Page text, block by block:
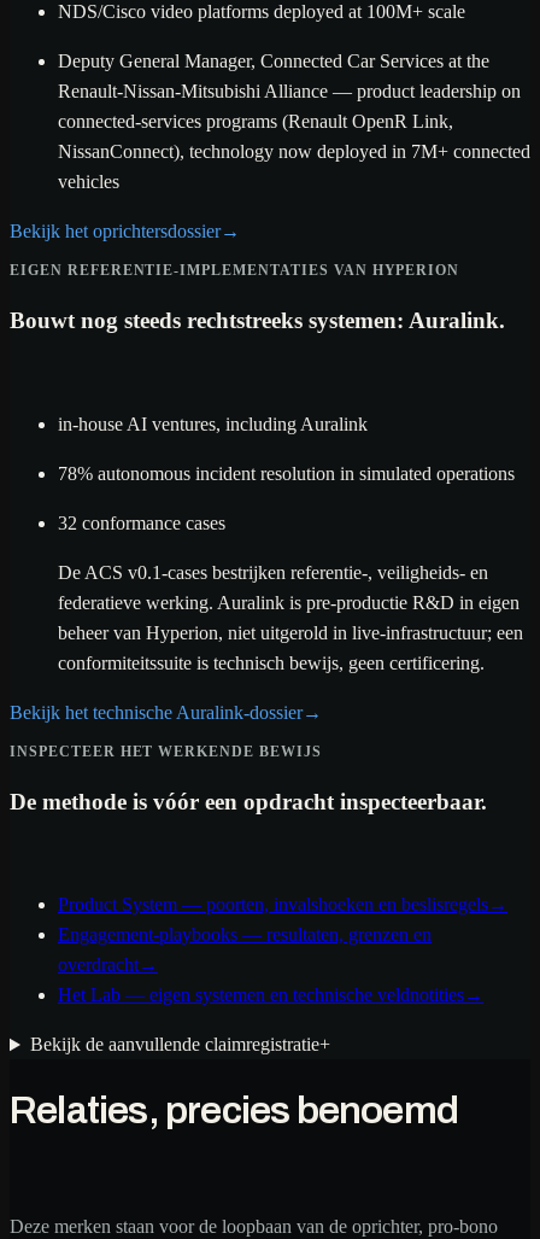
NDS/Cisco video platforms deployed at 100M+ scale
Deputy General Manager, Connected Car Services at the
Renault-Nissan-Mitsubishi Alliance — product leadership on
connected-services programs (Renault OpenR Link,
NissanConnect), technology now deployed in 7M+ connected
vehicles
Bekijk het oprichtersdossier→
EIGEN REFERENTIE-IMPLEMENTATIES VAN HYPERION
Bouwt nog steeds rechtstreeks systemen: Auralink.
in-house AI ventures, including Auralink
78% autonomous incident resolution in simulated operations
32 conformance cases
De ACS v0.1-cases bestrijken referentie-, veiligheids- en
federatieve werking. Auralink is pre-productie R&D in eigen
beheer van Hyperion, niet uitgerold in live-infrastructuur; een
conformiteitssuite is technisch bewijs, geen certificering.
Bekijk het technische Auralink-dossier→
INSPECTEER HET WERKENDE BEWIJS
De methode is vóór een opdracht inspecteerbaar.
Product System — poorten, invalshoeken en beslisregels→
Engagement-playbooks — resultaten, grenzen en
overdracht→
Het Lab — eigen systemen en technische veldnotities→
Bekijk de aanvullende claimregistratie+
Relaties, precies benoemd
Deze merken staan voor de loopbaan van de oprichter, pro-bono